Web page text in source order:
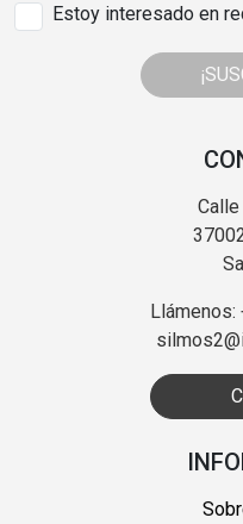
Estoy interesado en
Calle
Llámenos: